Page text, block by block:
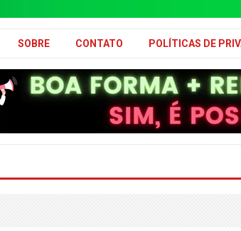
SOBRE CONTATO POLÍTICAS DE